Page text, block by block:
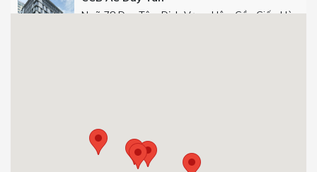
Ngõ 78 Duy Tân, Dịch Vọng Hậu, Cầu Giấy, Hà
0904 92 0082
Get Directions